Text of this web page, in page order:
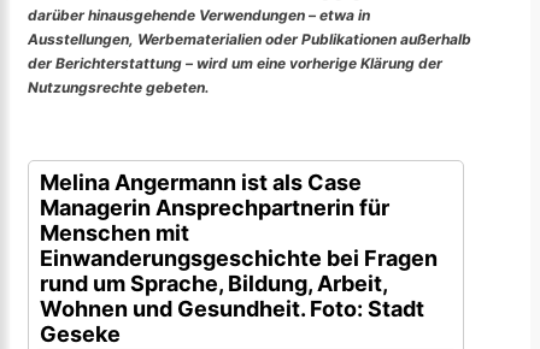
darüber hinausgehende Verwendungen – etwa in
Ausstellungen, Werbematerialien oder Publikationen außerhalb
der Berichterstattung – wird um eine vorherige Klärung der
Nutzungsrechte gebeten.
Melina Angermann ist als Case
Managerin Ansprechpartnerin für
Menschen mit
Einwanderungsgeschichte bei Fragen
rund um Sprache, Bildung, Arbeit,
Wohnen und Gesundheit. Foto: Stadt
Geseke